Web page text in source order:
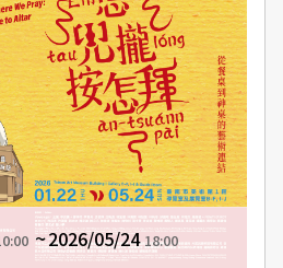
2026/05/24 18:00